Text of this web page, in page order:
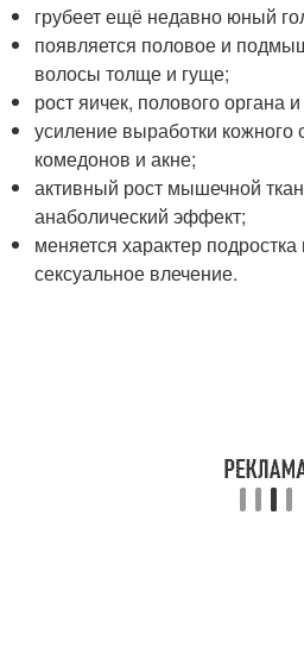
грубеет ещё недавно юный
появляется половое и
волосы толще и гуще;
рост яичек, полового органа
усиление выработки кожного
комедонов и акне;
активный рост мышечной
анаболический эффект;
меняется характер подростка
сексуальное влечение.